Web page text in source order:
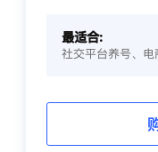
最适合:
社交平台养号、